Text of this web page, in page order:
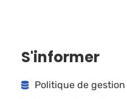
S'informer
Politique de